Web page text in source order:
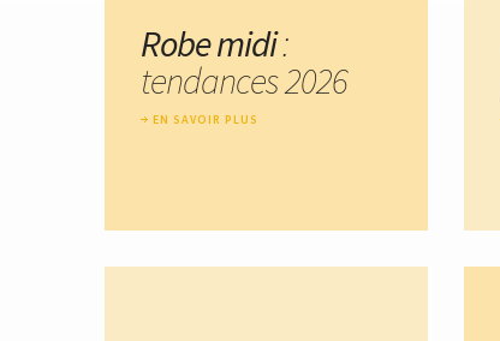
Robe midi:
tendances 2026
EN SAVOIR PLUS